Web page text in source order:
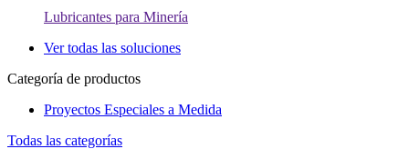
Lubricantes para Minería
Ver todas las soluciones
Categoría de productos
Proyectos Especiales a Medida
Todas las categorías